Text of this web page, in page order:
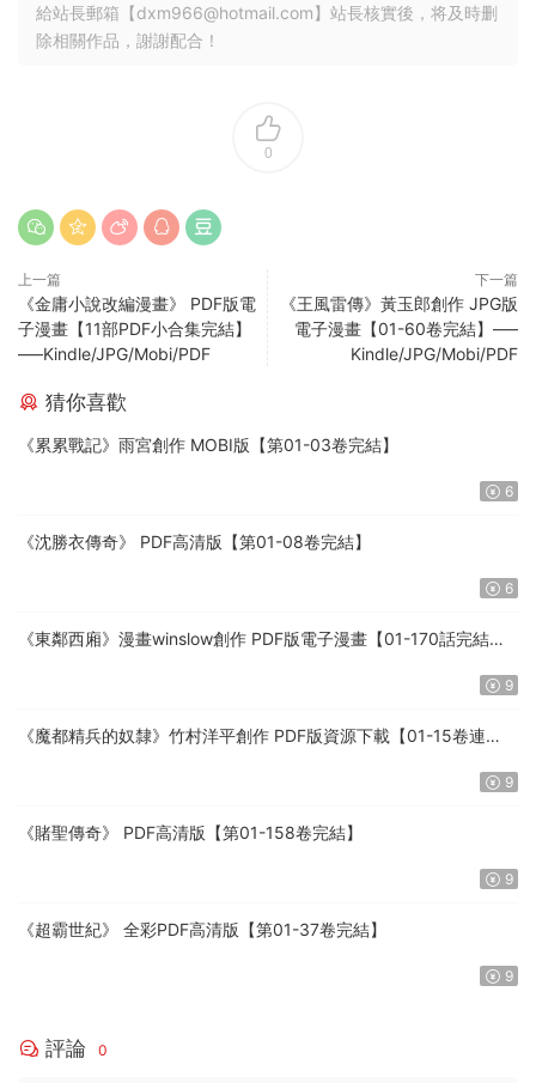
給站長郵箱【dxm966@hotmail.com】站長核實後，将及時删
除相關作品，謝謝配合！
0
上一篇
《金庸小說改編漫畫》 PDF版電
子漫畫【11部PDF小合集完結】
—–Kindle/JPG/Mobi/PDF
下一篇
《王風雷傳》黃玉郎創作 JPG版
電子漫畫【01-60卷完結】—–
Kindle/JPG/Mobi/PDF
猜你喜歡
《累累戰記》雨宮創作 MOBI版【第01-03卷完結】
6
《沈勝衣傳奇》 PDF高清版【第01-08卷完結】
6
《東鄰西廂》漫畫winslow創作 PDF版電子漫畫【01-170話完結】
9
《魔都精兵的奴隸》竹村洋平創作 PDF版資源下載【01-15卷連
9
《賭聖傳奇》 PDF高清版【第01-158卷完結】
9
《超霸世紀》 全彩PDF高清版【第01-37卷完結】
9
評論 0